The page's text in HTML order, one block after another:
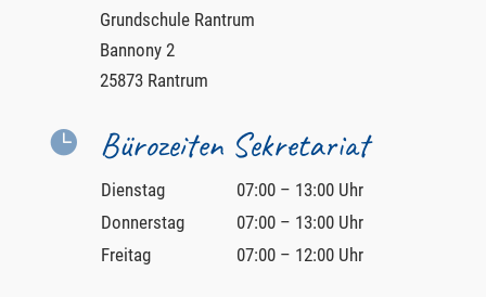
Grundschule Rantrum
Bannony 2
25873 Rantrum
 Bürozeiten Sekretariat
Dienstag
07:00 – 13:00 Uhr
Donnerstag
07:00 – 13:00 Uhr
Freitag
07:00 – 12:00 Uhr